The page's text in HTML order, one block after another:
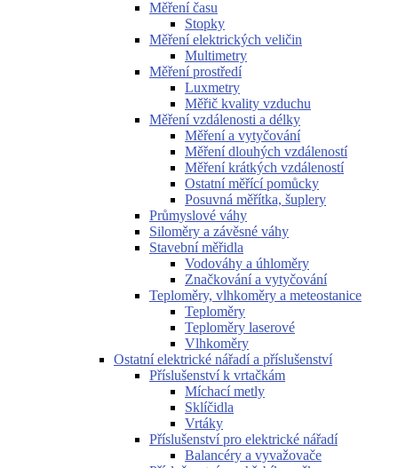
Měření času
Stopky
Měření elektrických veličin
Multimetry
Měření prostředí
Luxmetry
Měřič kvality vzduchu
Měření vzdálenosti a délky
Měření a vytyčování
Měření dlouhých vzdáleností
Měření krátkých vzdáleností
Ostatní měřící pomůcky
Posuvná měřítka, šuplery
Průmyslové váhy
Siloměry a závěsné váhy
Stavební měřidla
Vodováhy a úhloměry
Značkování a vytyčování
Teploměry, vlhkoměry a meteostanice
Teploměry
Teploměry laserové
Vlhkoměry
Ostatní elektrické nářadí a příslušenství
Příslušenství k vrtačkám
Míchací metly
Sklíčidla
Vrtáky
Příslušenství pro elektrické nářadí
Balancéry a vyvažovače